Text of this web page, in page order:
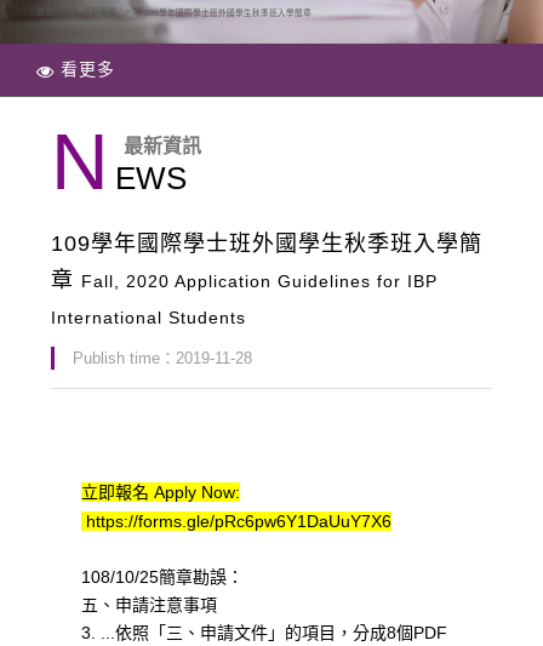
109學年國際學士班外國學生秋季班入學簡章
看更多
N EWS
最新資訊
109學年國際學士班外國學生秋季班入學簡
章 Fall, 2020 Application Guidelines for IBP
International Students
Publish time：2019-11-28
立即報名 Apply Now:
https://forms.gle/pRc6pw6Y1DaUuY7X6
108/10/25簡章勘誤：
五、申請注意事項
3. ...依照「三、申請文件」的項目，分成8個PDF